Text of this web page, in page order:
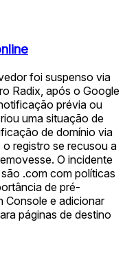
foi suspenso via
Radix, após o Google
prévia ou
uma situação de
de domínio via
registro se recusou a
O incidente
.com com políticas
de pré-
Console e adicionar
páginas de destino